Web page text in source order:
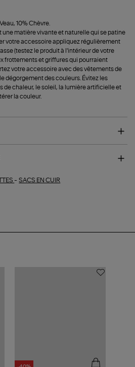
10% Chèvre.
une matière vivante et naturelle qui se patine
votre accessoire appliquez régulièrement
(testez le produit à l'intérieur de votre
frottements et griffures qui pourraient
votre accessoire avec des vêtements de
dégorgement des couleurs. Évitez les
de chaleur, le soleil, la lumière artificielle et
la couleur.
-SACS EN CUIR